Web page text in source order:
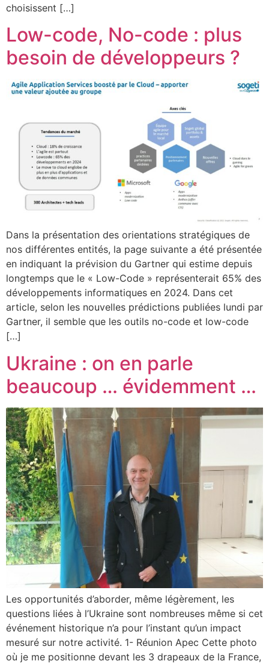
choisissent […]
Low-code, No-code : plus
besoin de développeurs ?
Dans la présentation des orientations stratégiques de
nos différentes entités, la page suivante a été présentée
en indiquant la prévision du Gartner qui estime depuis
longtemps que le « Low-Code » représenterait 65% des
développements informatiques en 2024. Dans cet
article, selon les nouvelles prédictions publiées lundi par
Gartner, il semble que les outils no-code et low-code
[…]
Ukraine : on en parle
beaucoup … évidemment …
Les opportunités d’aborder, même légèrement, les
questions liées à l’Ukraine sont nombreuses même si cet
événement historique n’a pour l’instant qu’un impact
mesuré sur notre activité. 1- Réunion Apec Cette photo
où je me positionne devant les 3 drapeaux de la France,